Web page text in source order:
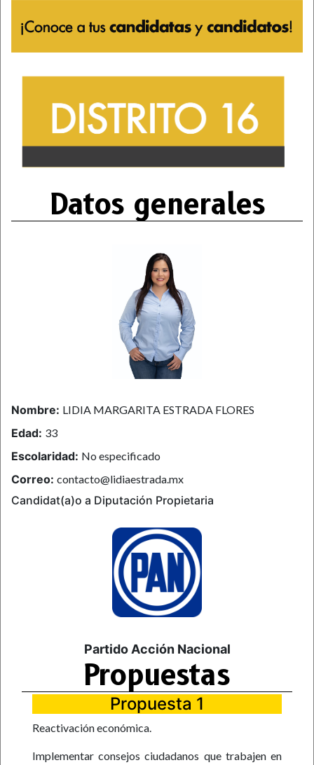
Datos generales
Nombre: LIDIA MARGARITA ESTRADA FLORES
Edad: 33
Escolaridad: No especificado
Correo: contacto@lidiaestrada.mx
Candidat(a)o a Diputación Propietaria
Partido Acción Nacional
Propuestas
Propuesta 1
Reactivación económica.
Implementar consejos ciudadanos que trabajen en